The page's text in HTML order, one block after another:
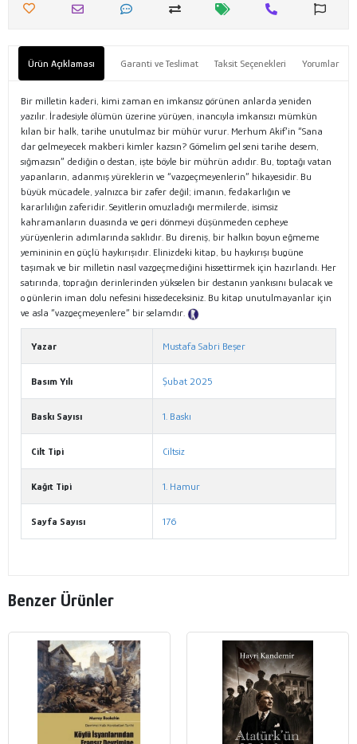
Ürün Açıklaması Garanti ve Teslimat Taksit Seçenekleri Yorumlar
Bir milletin kaderi, kimi zaman en imkansız görünen anlarda yeniden
yazılır. İradesiyle ölümün üzerine yürüyen, inancıyla imkansızı mümkün
kılan bir halk, tarihe unutulmaz bir mühür vurur. Merhum Akif’in “Sana
dar gelmeyecek makberi kimler kazsın? Gömelim gel seni tarihe desem,
sığmazsın” dediğin o destan, işte böyle bir mührün adıdır. Bu, toptağı vatan
yapanların, adanmış yüreklerin ve “vazgeçmeyenlerin” hikayesidir. Bu
büyük mücadele, yalnızca bir zafer değil; imanın, fedakarlığın ve
kararlılığın zaferidir. Seyitlerin omuzladığı mermilerde, isimsiz
kahramanların duasında ve geri dönmeyi düşünmeden cepheye
yürüyenlerin adımlarında saklıdır. Bu direniş, bir halkın boyun eğmeme
yemininin en güçlü haykırışıdır. Elinizdeki kitap, bu haykırışı bugüne
taşımak ve bir milletin nasıl vazgeçmediğini hissettirmek için hazırlandı. Her
satırında, toprağın derinlerinden yükselen bir destanın yankısını bulacak ve
o günlerin iman dolu nefesini hissedeceksiniz. Bu kitap unutulmayanlar için
ve asla “vazgeçmeyenlere” bir selamdır.
Yazar Mustafa Sabri Beşer
Basım Yılı Şubat 2025
Baskı Sayısı 1. Baskı
Cilt Tipi Ciltsiz
Kağıt Tipi 1. Hamur
Sayfa Sayısı 176
Benzer Ürünler